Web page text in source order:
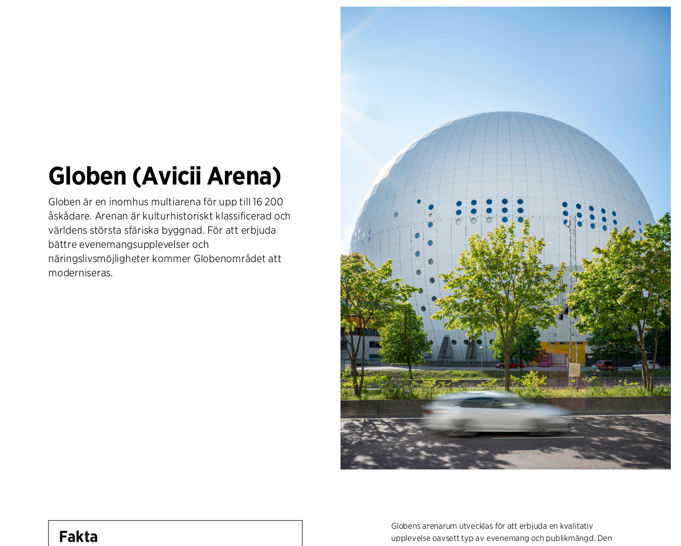
Globen (Avicii Arena)
Globen är en inomhus multiarena för upp till 16 200
åskådare. Arenan är kulturhistoriskt klassificerad och
världens största sfäriska byggnad. För att erbjuda
bättre evenemangsupplevelser och
näringslivsmöjligheter kommer Globenområdet att
moderniseras.
Fakta
Globens arenarum utvecklas för att erbjuda en kvalitativ
upplevelse oavsett typ av evenemang och publikmängd. Den